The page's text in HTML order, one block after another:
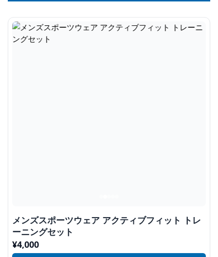
メンズスポーツウェア アクティブフィット トレ
ーニングセット
¥4,000